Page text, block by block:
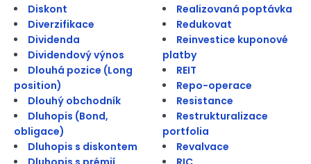
Diskont
Diverzifikace
Dividenda
Dividendový výnos
Dlouhá pozice (Long
position)
Dlouhý obchodník
Dluhopis (Bond,
obligace)
Dluhopis s diskontem
Realizovaná poptávka
Redukovat
Reinvestice kuponové
platby
REIT
Repo-operace
Resistance
Restrukturalizace
portfolia
Revalvace